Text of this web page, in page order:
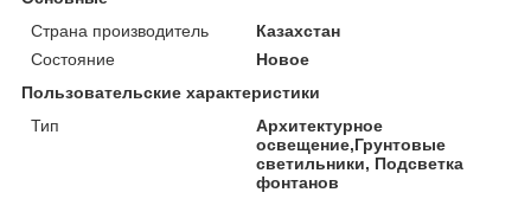
Страна производитель
Казахстан
Состояние
Новое
Пользовательские характеристики
Тип
Архитектурное
освещение,Грунтовые
светильники, Подсветка
фонтанов